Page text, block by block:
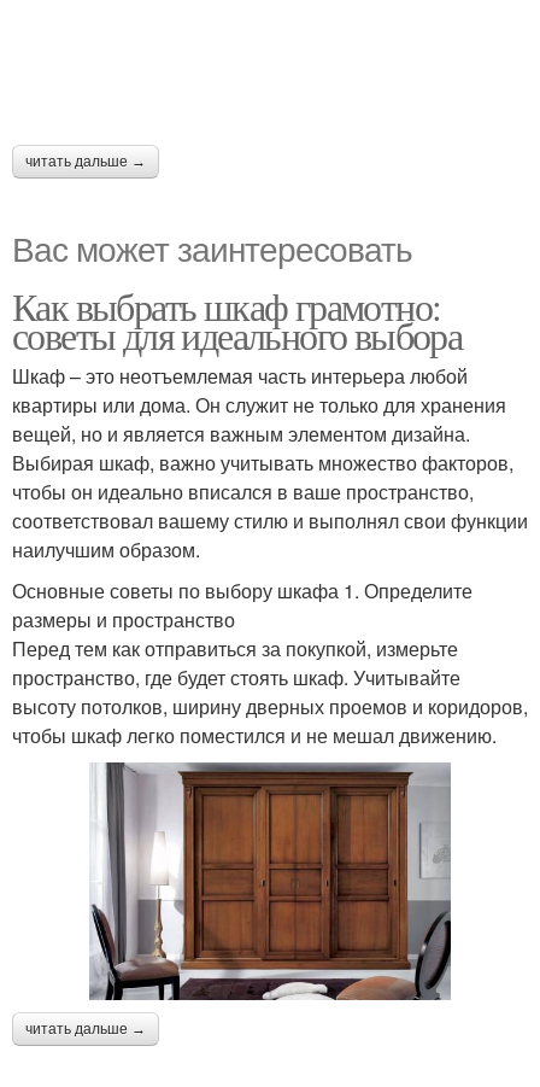
читать дальше →
Вас может заинтересовать
Как выбрать шкаф грамотно:
советы для идеального выбора
Шкаф – это неотъемлемая часть интерьера любой
квартиры или дома. Он служит не только для хранения
вещей, но и является важным элементом дизайна.
Выбирая шкаф, важно учитывать множество факторов,
чтобы он идеально вписался в ваше пространство,
соответствовал вашему стилю и выполнял свои функции
наилучшим образом.
Основные советы по выбору шкафа 1. Определите
размеры и пространство
Перед тем как отправиться за покупкой, измерьте
пространство, где будет стоять шкаф. Учитывайте
высоту потолков, ширину дверных проемов и коридоров,
чтобы шкаф легко поместился и не мешал движению.
читать дальше →